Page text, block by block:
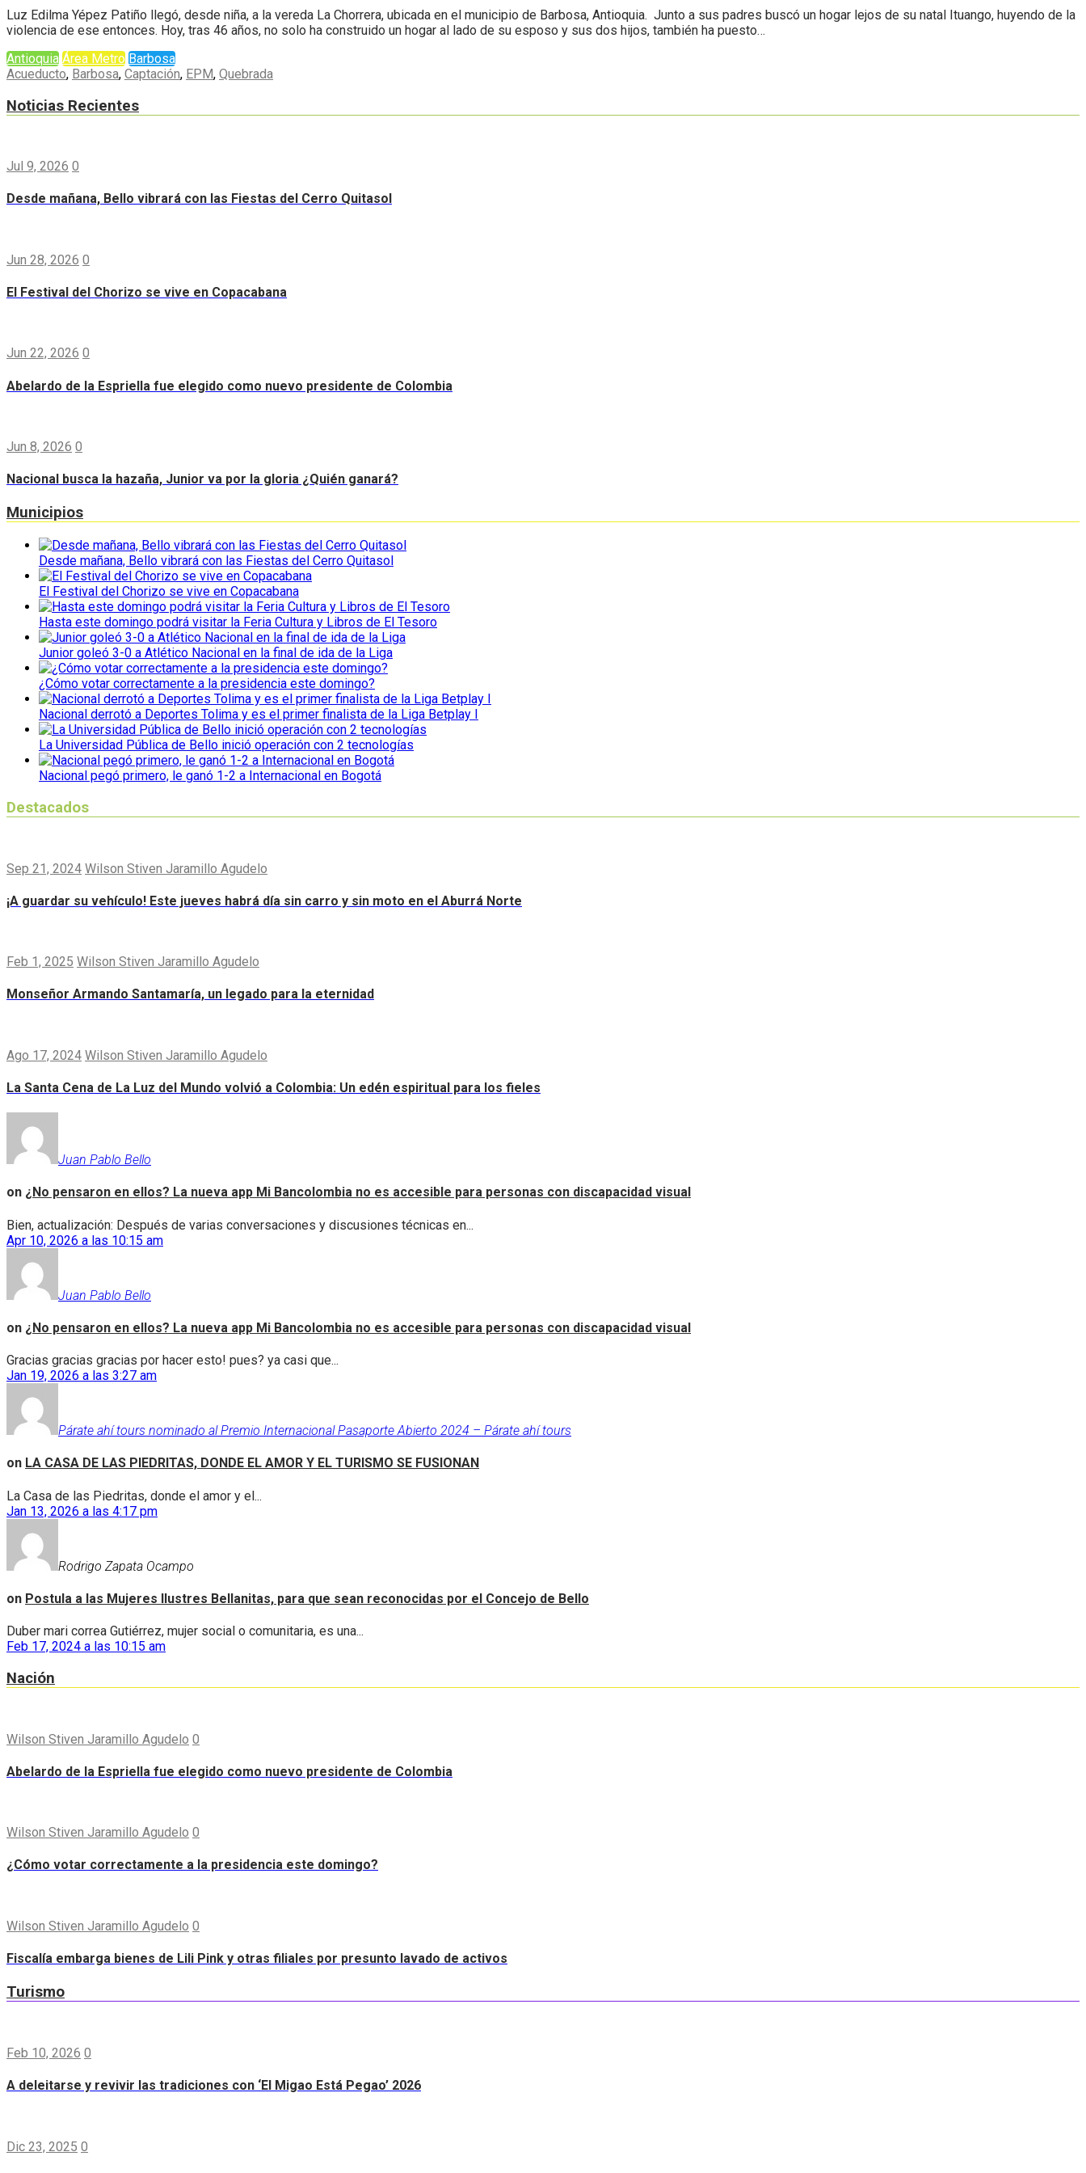
Luz Edilma Yépez Patiño llegó, desde niña, a la vereda La Chorrera, ubicada en el municipio de Barbosa, Antioquia. Junto a sus padres buscó un hogar lejos de su natal Ituango, huyendo de la
violencia de ese entonces. Hoy, tras 46 años, no solo ha construido un hogar al lado de su esposo y sus dos hijos, también ha puesto…
Antioquia Área Metro Barbosa
Acueducto, Barbosa, Captación, EPM, Quebrada
Noticias Recientes
Jul 9, 2026 0
Desde mañana, Bello vibrará con las Fiestas del Cerro Quitasol
Jun 28, 2026 0
El Festival del Chorizo se vive en Copacabana
Jun 22, 2026 0
Abelardo de la Espriella fue elegido como nuevo presidente de Colombia
Jun 8, 2026 0
Nacional busca la hazaña, Junior va por la gloria ¿Quién ganará?
Municipios
Desde mañana, Bello vibrará con las Fiestas del Cerro Quitasol
El Festival del Chorizo se vive en Copacabana
Hasta este domingo podrá visitar la Feria Cultura y Libros de El Tesoro
Junior goleó 3-0 a Atlético Nacional en la final de ida de la Liga
¿Cómo votar correctamente a la presidencia este domingo?
Nacional derrotó a Deportes Tolima y es el primer finalista de la Liga Betplay I
La Universidad Pública de Bello inició operación con 2 tecnologías
Nacional pegó primero, le ganó 1-2 a Internacional en Bogotá
Destacados
Sep 21, 2024 Wilson Stiven Jaramillo Agudelo
¡A guardar su vehículo! Este jueves habrá día sin carro y sin moto en el Aburrá Norte
Feb 1, 2025 Wilson Stiven Jaramillo Agudelo
Monseñor Armando Santamaría, un legado para la eternidad
Ago 17, 2024 Wilson Stiven Jaramillo Agudelo
La Santa Cena de La Luz del Mundo volvió a Colombia: Un edén espiritual para los fieles
Juan Pablo Bello
on ¿No pensaron en ellos? La nueva app Mi Bancolombia no es accesible para personas con discapacidad visual
Bien, actualización: Después de varias conversaciones y discusiones técnicas en...
Apr 10, 2026 a las 10:15 am
Juan Pablo Bello
on ¿No pensaron en ellos? La nueva app Mi Bancolombia no es accesible para personas con discapacidad visual
Gracias gracias gracias por hacer esto! pues? ya casi que...
Jan 19, 2026 a las 3:27 am
Párate ahí tours nominado al Premio Internacional Pasaporte Abierto 2024 – Párate ahí tours
on LA CASA DE LAS PIEDRITAS, DONDE EL AMOR Y EL TURISMO SE FUSIONAN
La Casa de las Piedritas, donde el amor y el...
Jan 13, 2026 a las 4:17 pm
Rodrigo Zapata Ocampo
on Postula a las Mujeres Ilustres Bellanitas, para que sean reconocidas por el Concejo de Bello
Duber mari correa Gutiérrez, mujer social o comunitaria, es una...
Feb 17, 2024 a las 10:15 am
Nación
Wilson Stiven Jaramillo Agudelo 0
Abelardo de la Espriella fue elegido como nuevo presidente de Colombia
Wilson Stiven Jaramillo Agudelo 0
¿Cómo votar correctamente a la presidencia este domingo?
Wilson Stiven Jaramillo Agudelo 0
Fiscalía embarga bienes de Lili Pink y otras filiales por presunto lavado de activos
Turismo
Feb 10, 2026 0
A deleitarse y revivir las tradiciones con ‘El Migao Está Pegao’ 2026
Dic 23, 2025 0